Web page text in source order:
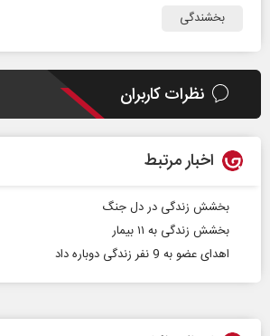
بخشندگی
نظرات کاربران
اخبار مرتبط
بخشش زندگی در دل جنگ
بخشش زندگی به ۱۱ بیمار
اهدای عضو به 9 نفر زندگی دوباره داد